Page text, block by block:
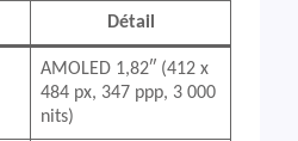
Détail
AMOLED 1,82″ (412 x
484 px, 347 ppp, 3 000
nits)